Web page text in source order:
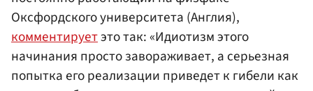
Оксфордского университета (Англия),
комментируетэто так: «Идиотизм этого
начинания просто завораживает, а серьезная
попытка его реализации приведет к гибели как